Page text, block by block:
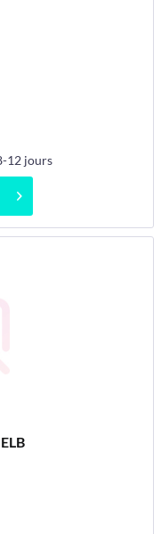
12 jours